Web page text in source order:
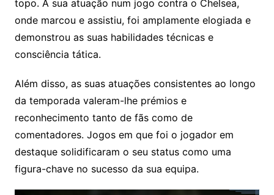
topo. A sua atuação num jogo contra o Chelsea,
onde marcou e assistiu, foi amplamente elogiada e
demonstrou as suas habilidades técnicas e
consciência tática.
Além disso, as suas atuações consistentes ao longo
da temporada valeram-lhe prémios e
reconhecimento tanto de fãs como de
comentadores. Jogos em que foi o jogador em
destaque solidificaram o seu status como uma
figura-chave no sucesso da sua equipa.